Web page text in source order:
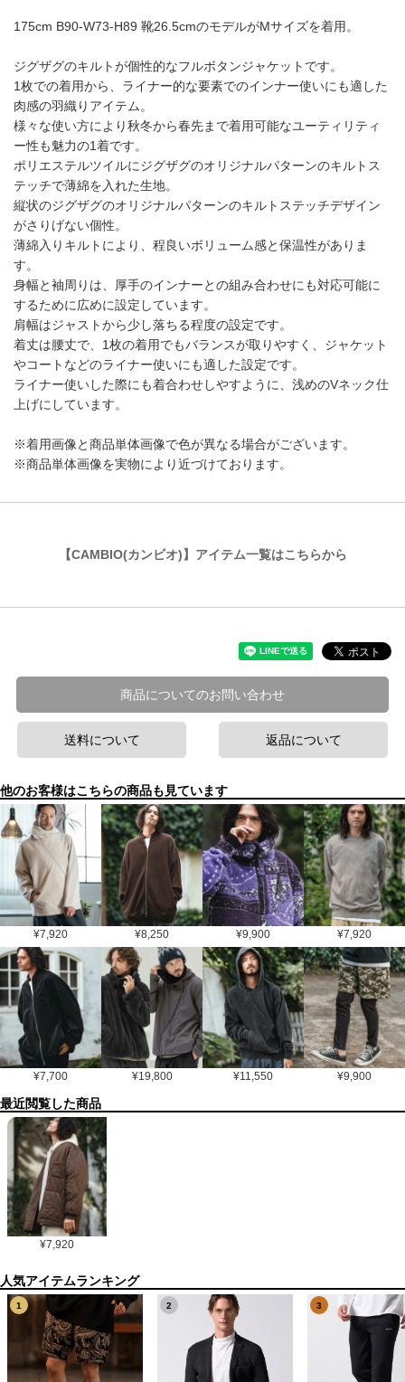
175cm B90-W73-H89 靴26.5cmのモデルがMサイズを着用。
ジグザグのキルトが個性的なフルボタンジャケットです。
1枚での着用から、ライナー的な要素でのインナー使いにも適した
肉感の羽織りアイテム。
様々な使い方により秋冬から春先まで着用可能なユーティリティ
ー性も魅力の1着です。
ポリエステルツイルにジグザグのオリジナルパターンのキルトス
テッチで薄綿を入れた生地。
縦状のジグザグのオリジナルパターンのキルトステッチデザイン
がさりげない個性。
薄綿入りキルトにより、程良いボリューム感と保温性がありま
す。
身幅と袖周りは、厚手のインナーとの組み合わせにも対応可能に
するために広めに設定しています。
肩幅はジャストから少し落ちる程度の設定です。
着丈は腰丈で、1枚の着用でもバランスが取りやすく、ジャケット
やコートなどのライナー使いにも適した設定です。
ライナー使いした際にも着合わせしやすように、浅めのVネック仕
上げにしています。
※着用画像と商品単体画像で色が異なる場合がございます。
※商品単体画像を実物により近づけております。
【CAMBIO(カンビオ)】アイテム一覧はこちらから
商品についてのお問い合わせ
送料について 返品について
他のお客様はこちらの商品も見ています
¥7,920 ¥8,250 ¥9,900 ¥7,920
¥7,700 ¥19,800 ¥11,550 ¥9,900
最近閲覧した商品
¥7,920
1 2 3